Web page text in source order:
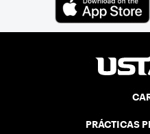
PRÁCTICAS